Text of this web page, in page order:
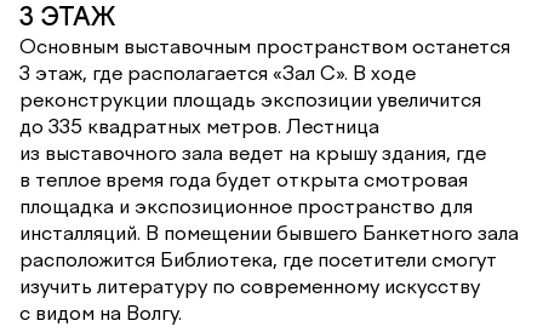
3 ЭТАЖ
Основным выставочным пространством останется
3 этаж, где располагается «Зал С». В ходе
реконструкции площадь экспозиции увеличится
до 335 квадратных метров. Лестница
из выставочного зала ведет на крышу здания, где
в теплое время года будет открыта смотровая
площадка и экспозиционное пространство для
инсталляций. В помещении бывшего Банкетного зала
расположится Библиотека, где посетители смогут
изучить литературу по современному искусству
с видом на Волгу.